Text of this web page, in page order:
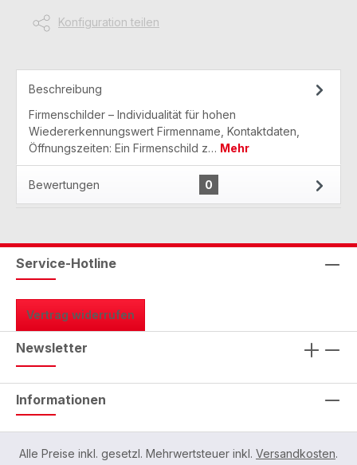
Konfiguration teilen
Beschreibung
Firmenschilder – Individualität für hohen
Wiedererkennungswert Firmenname, Kontaktdaten,
Öffnungszeiten: Ein Firmenschild z… Mehr
Bewertungen 0
Service-Hotline
Vertrag widerrufen
Newsletter
Informationen
Alle Preise inkl. gesetzl. Mehrwertsteuer inkl. Versandkosten.